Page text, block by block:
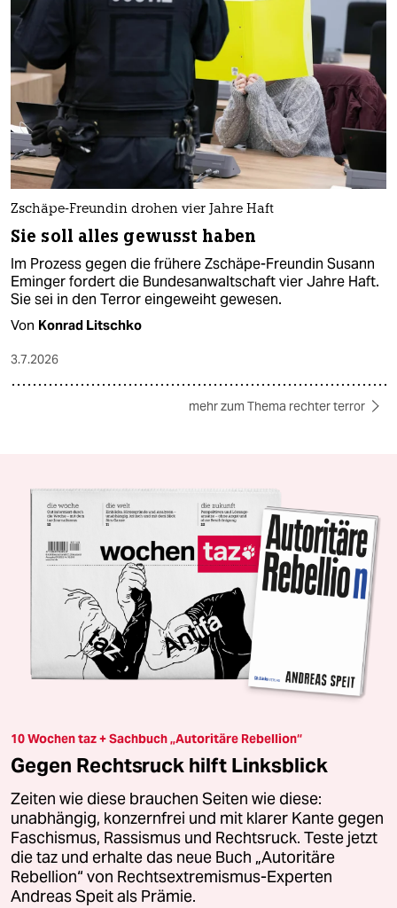
Zschäpe-Freundin drohen vier Jahre Haft
Sie soll alles gewusst haben
Im Prozess gegen die frühere Zschäpe-Freundin Susann
Eminger fordert die Bundesanwaltschaft vier Jahre Haft.
Sie sei in den Terror eingeweiht gewesen.
Von Konrad Litschko
3.7.2026
mehr zum Thema rechter terror
10 Wochen taz + Sachbuch „Autoritäre Rebellion“
Gegen Rechtsruck hilft Linksblick
Zeiten wie diese brauchen Seiten wie diese:
unabhängig, konzernfrei und mit klarer Kante gegen
Faschismus, Rassismus und Rechtsruck. Teste jetzt
die taz und erhalte das neue Buch „Autoritäre
Rebellion“ von Rechtsextremismus-Experten
Andreas Speit als Prämie.